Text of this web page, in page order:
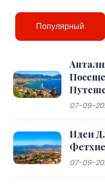
Популярный
07-09-
Идеи
07-09-